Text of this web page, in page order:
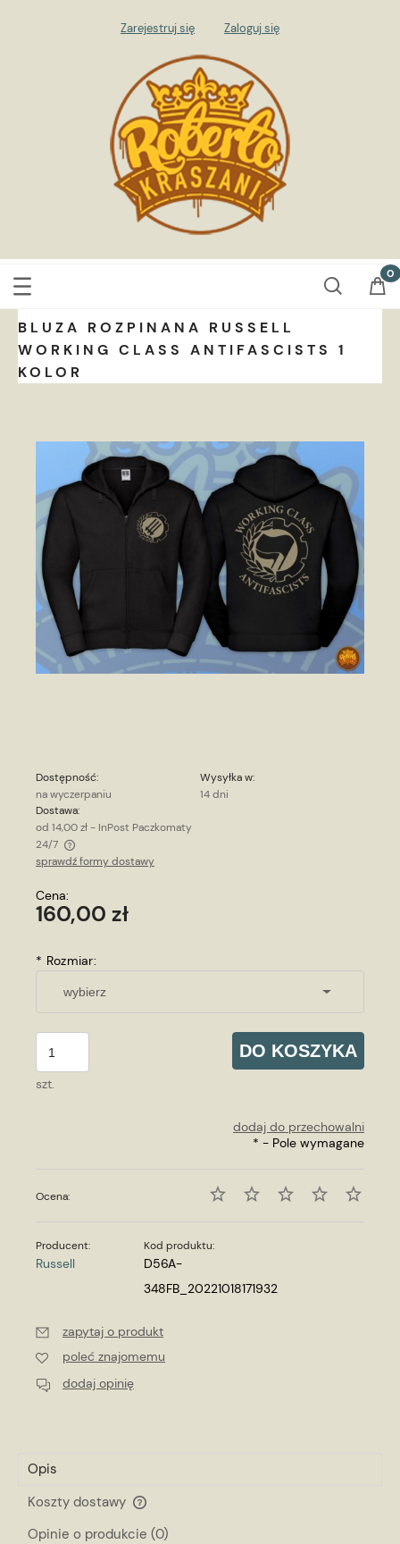
Zarejestruj się Zaloguj się
BLUZA ROZPINANA RUSSELL
WORKING CLASS ANTIFASCISTS 1
KOLOR
Dostępność:
na wyczerpaniu
Wysyłka w:
14 dni
Dostawa:
od 14,00 zł- InPost Paczkomaty
24/7
Cena nie zawiera ewentualnych kosztów płatności
sprawdź formy dostawy
Cena:
160,00 zł
* Rozmiar:
szt.
DO KOSZYKA
dodaj do przechowalni
* - Pole wymagane
Ocena:
Producent:
Russell
Kod produktu:
D56A-
348FB_20221018171932
zapytaj o produkt
poleć znajomemu
dodaj opinię
Opis
Koszty dostawy
Cena nie zawiera ewentualnych kosztów płatności
Opinie o produkcie (0)